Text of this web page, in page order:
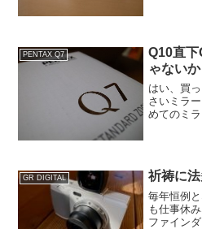
PENTAX Q7
Q10直下
ゃない
はい、買
さいミラ
めてのミ
のブ...
GR DIGITAL 祈祷に
毎年恒例
も仕事休
ファイン